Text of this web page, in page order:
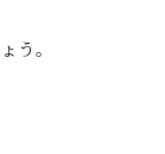
う。